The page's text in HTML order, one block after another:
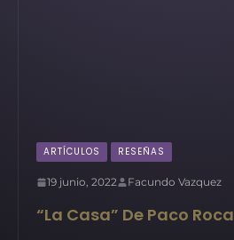
ARTÍCULOS RESEÑAS
19 junio, 2022 Facundo Vazquez
“La Casa” De Paco Roca